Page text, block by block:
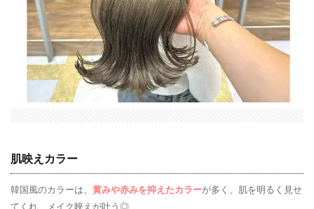
肌映えカラー
韓国風のカラーは、 黄みや赤みを抑えたカラーが多く、肌を明るく見せ